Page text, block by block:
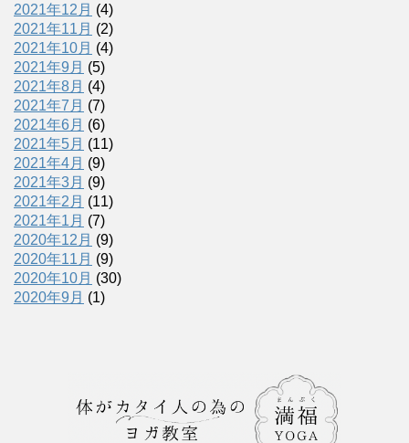
2021年12月 (4)
2021年11月 (2)
2021年10月 (4)
2021年9月 (5)
2021年8月 (4)
2021年7月 (7)
2021年6月 (6)
2021年5月 (11)
2021年4月 (9)
2021年3月 (9)
2021年2月 (11)
2021年1月 (7)
2020年12月 (9)
2020年11月 (9)
2020年10月 (30)
2020年9月 (1)